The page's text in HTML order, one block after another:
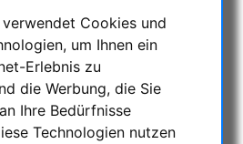
Cookies und
um Ihnen ein
Erlebnis zu
die Werbung, die Sie
Ihre Bedürfnisse
Technologien nutzen
TELESCOPES